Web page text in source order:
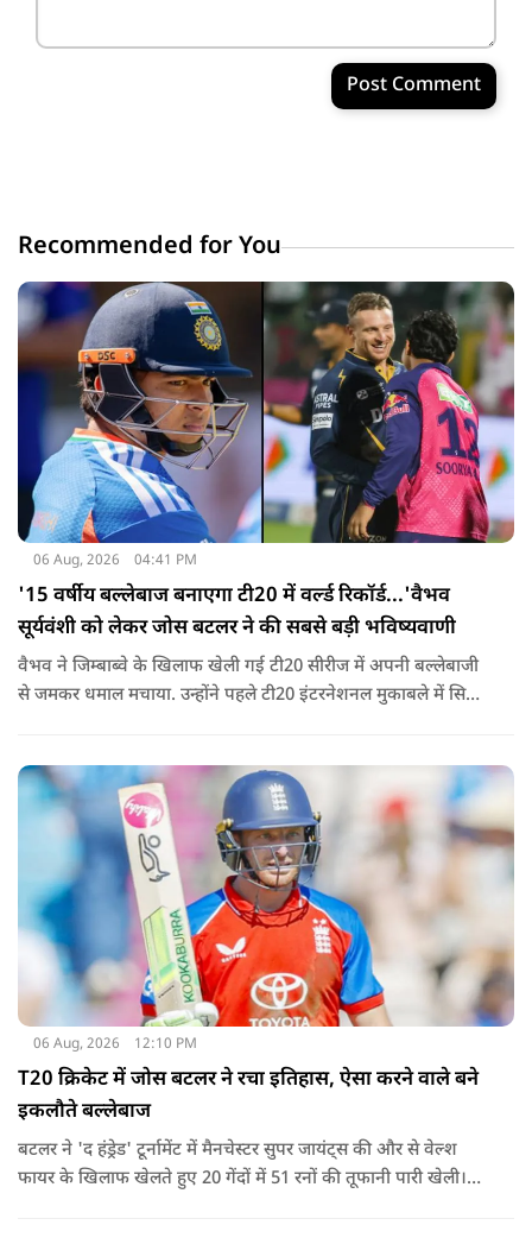
Post Comment
Recommended for You
06 Aug, 2026 04:41 PM
'15 वर्षीय बल्लेबाज बनाएगा टी20 में वर्ल्ड रिकॉर्ड...'वैभव
सूर्यवंशी को लेकर जोस बटलर ने की सबसे बड़ी भविष्यवाणी
वैभव ने जिम्बाब्वे के खिलाफ खेली गई टी20 सीरीज में अपनी बल्लेबाजी
से जमकर धमाल मचाया. उन्होंने पहले टी20 इंटरनेशनल मुकाबले में सिर्फ
06 Aug, 2026 12:10 PM
T20 क्रिकेट में जोस बटलर ने रचा इतिहास, ऐसा करने वाले बने
इकलौते बल्लेबाज
बटलर ने 'द हंड्रेड' टूर्नामेंट में मैनचेस्टर सुपर जायंट्स की और से वेल्श
फायर के खिलाफ खेलते हुए 20 गेंदों में 51 रनों की तूफानी पारी खेली।